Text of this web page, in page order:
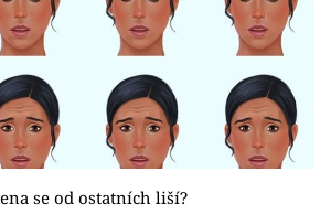
se od ostatních liší?